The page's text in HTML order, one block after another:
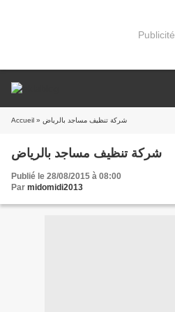
Publicité
Accueil » شركة تنظيف مساجد بالرياض
شركة تنظيف مساجد بالرياض
Publié le 28/08/2015 à 08:00
Par midomidi2013